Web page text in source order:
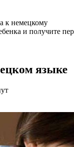
к немецкому
и получите
языке